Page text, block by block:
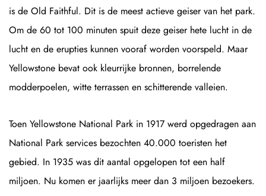
is de Old Faithful. Dit is de meest actieve geiser van het park.
Om de 60 tot 100 minuten spuit deze geiser hete lucht in de
lucht en de erupties kunnen vooraf worden voorspeld. Maar
Yellowstone bevat ook kleurrijke bronnen, borrelende
modderpoelen, witte terrassen en schitterende valleien.
Toen Yellowstone National Park in 1917 werd opgedragen aan
National Park services bezochten 40.000 toeristen het
gebied. In 1935 was dit aantal opgelopen tot een half
miljoen. Nu komen er jaarlijks meer dan 3 miljoen bezoekers.